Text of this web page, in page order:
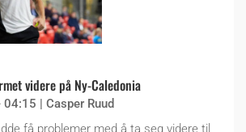
videre på Ny-Caledonia
04:15 | Casper Ruud
få problemer med å ta seg videre til